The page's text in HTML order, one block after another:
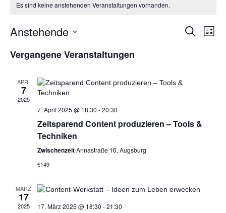
Es sind keine anstehenden Veranstaltungen vorhanden.
Suche
Liste
Anstehende
wählen.
Vergangene Veranstaltungen
APR.
7
2025
7. April 2025 @ 18:30 -20:30
Zeitsparend Content produzieren – Tools &
Techniken
ZwischenzeitAnnastraße 16, Augsburg
€149
MÄRZ
17
2025 17. März 2025 @ 18:30 -21:30